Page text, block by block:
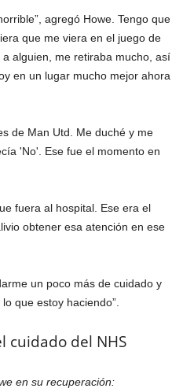
agregó Howe. Tengo que
que me viera en el juego de
alguien, me retiraba mucho, así
en un lugar mucho mejor ahora
de Man Utd. Me duché y me
'No'. Ese fue el momento en
fuera al hospital. Ese era el
obtener esa atención en ese
un poco más de cuidado y
que estoy haciendo”.
cuidado del NHS
en su recuperación: